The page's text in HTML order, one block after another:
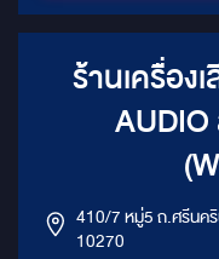
ร้านเครื่อง
AUDIO สาขาศรีนครินทร์
410/7 หมู่5 ถ.ศรีนคริ
10270